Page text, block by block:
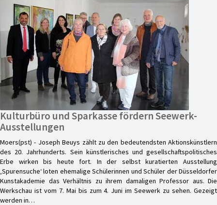
Kulturbüro und Sparkasse fördern Seewerk-
Ausstellungen
Moers(pst) - Joseph Beuys zählt zu den bedeutendsten Aktionskünstlern
des 20. Jahrhunderts. Sein künstlerisches und gesellschaftspolitisches
Erbe wirken bis heute fort. In der selbst kuratierten Ausstellung
‚Spurensuche‘ loten ehemalige Schülerinnen und Schüler der Düsseldorfer
Kunstakademie das Verhältnis zu ihrem damaligen Professor aus. Die
Werkschau ist vom 7. Mai bis zum 4. Juni im Seewerk zu sehen. Gezeigt
werden in…